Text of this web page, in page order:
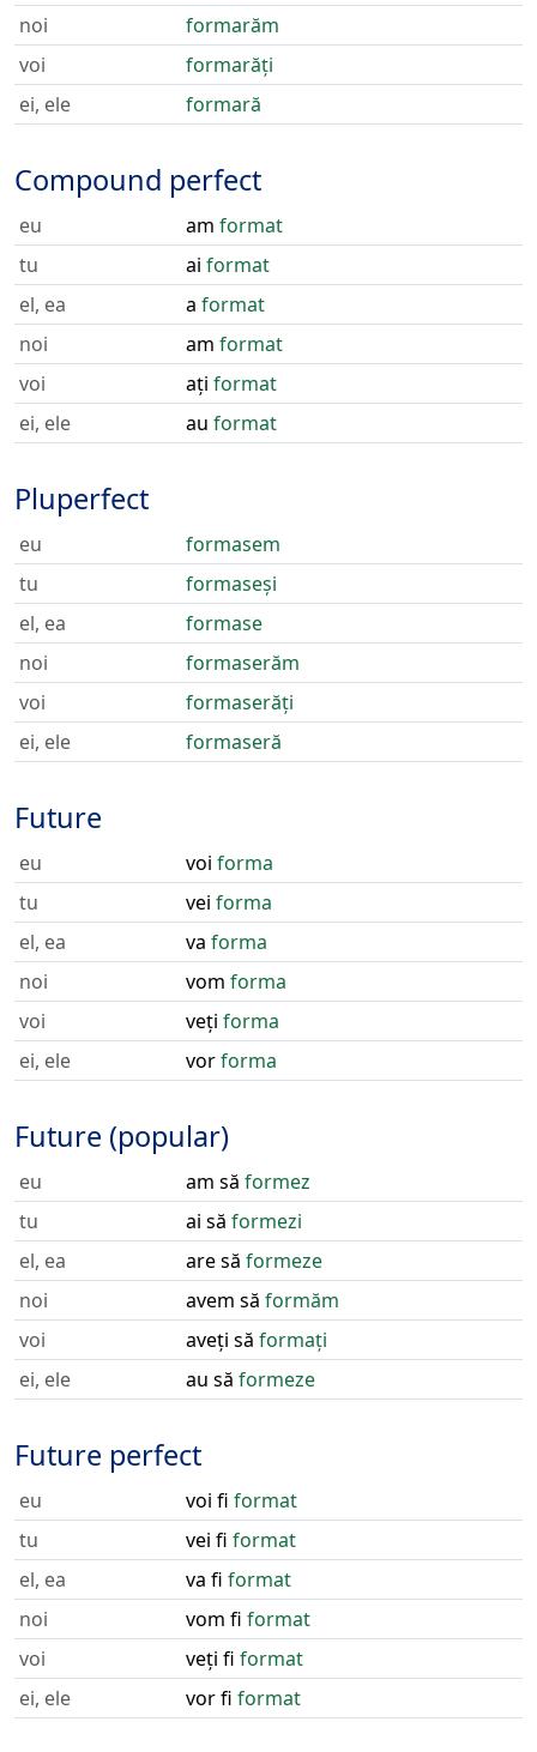
noi
formarăm
voi
formarăți
ei, ele
formară
Compound perfect
eu am format
tu
ai format
el, ea
a format
noi
am format
voi
ați format
ei, ele
au format
Pluperfect
eu
formasem
tu
formaseși
el, ea
formase
noi
formaserăm
voi
formaserăți
ei, ele
formaseră
Future
eu voi forma
tu
vei forma
el, ea
va forma
noi
vom forma
voi
veți forma
ei, ele
vorforma
Future (popular)
eu am să formez
tu
ai să formezi
el, ea
are să formeze
noi
avem să formăm
voi
aveți să formați
ei, ele
au să formeze
Future perfect
eu voi fi format
tu
vei fi format
el, ea
va fi format
noi
vom fi format
voi
veți fi format
ei, ele
vor fi format